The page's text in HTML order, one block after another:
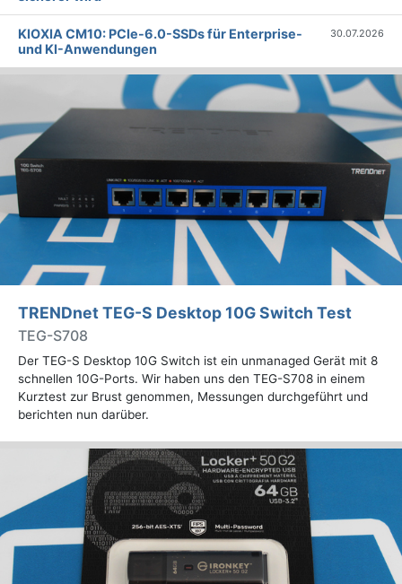
KIOXIA CM10: PCIe-6.0-SSDs für Enterprise-
und KI-Anwendungen
30.07.2026
TRENDnet TEG-S Desktop 10G Switch Test
TEG-S708
Der TEG-S Desktop 10G Switch ist ein unmanaged Gerät mit 8
schnellen 10G-Ports. Wir haben uns den TEG-S708 in einem
Kurztest zur Brust genommen, Messungen durchgeführt und
berichten nun darüber.